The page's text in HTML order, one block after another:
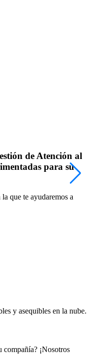
de Atención al
para su
que te ayudaremos a
y asequibles en la nube.
compañía? ¡Nosotros